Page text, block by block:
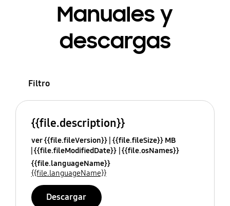
Manuales y
descargas
Filtro
{{file.description}}
ver {{file.fileVersion}} {{file.fileSize}} MB
{{file.fileModifiedDate}} {{file.osNames}}
{{file.languageName}}
{{file.languageName}}
Descargar